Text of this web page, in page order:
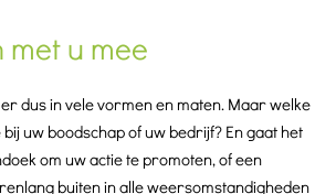
met u mee
dus in vele vormen en maten. Maar welke
uw boodschap of uw bedrijf? En gaat het
om uw actie te promoten, of een
buiten in alle weersomstandigheden